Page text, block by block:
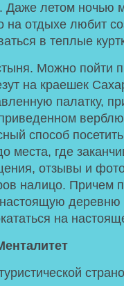
летом ночью
на отдыхе любит
в теплые
Можно пойти
на краешек
палатку,
способ
места, где
отзывы и
налицо. Причем
деревню
на